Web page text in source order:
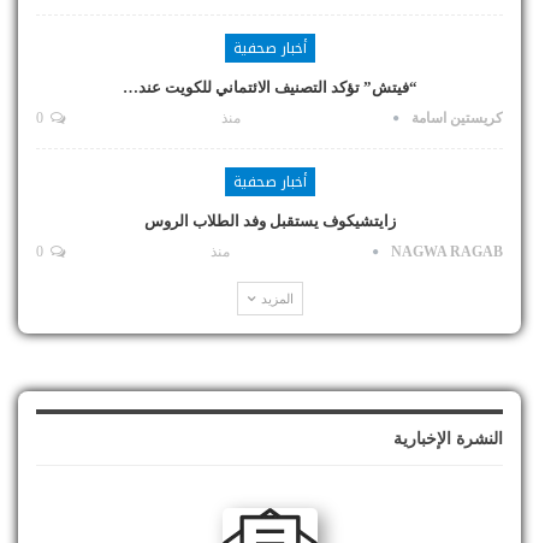
أخبار صحفية
“فيتش” تؤكد التصنيف الائتماني للكويت عند…
كريستين اسامة منذ
أخبار صحفية
زايتشيكوف يستقبل وفد الطلاب الروس
NAGWA RAGAB منذ
المزيد
النشرة الإخبارية